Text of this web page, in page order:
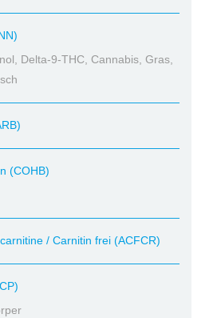
Delta-9-THC, Cannabis, Gras,
(COHB)
/ Carnitin frei (ACFCR)